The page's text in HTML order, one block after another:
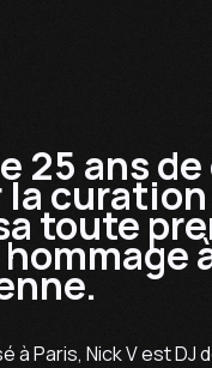
25 ans
la
toute
à Paris, Nick V est